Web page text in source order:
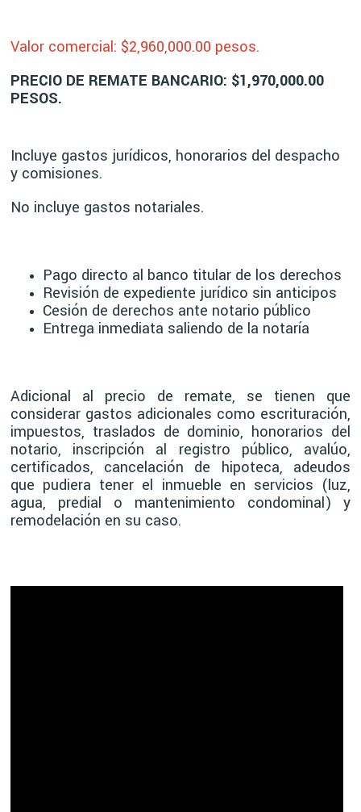
Valor comercial: $2,960,000.00 pesos.
PRECIO DE REMATE BANCARIO: $1,970,000.00
PESOS.
Incluye gastos jurídicos, honorarios del despacho
y comisiones.
No incluye gastos notariales.
Pago directo al banco titular de los derechos
Revisión de expediente jurídico sin anticipos
Cesión de derechos ante notario público
Entrega inmediata saliendo de la notaría
Adicional al precio de remate, se tienen que
considerar gastos adicionales como escrituración,
impuestos, traslados de dominio, honorarios del
notario, inscripción al registro público, avalúo,
certificados, cancelación de hipoteca, adeudos
que pudiera tener el inmueble en servicios (luz,
agua, predial o mantenimiento condominal) y
remodelación en su caso.